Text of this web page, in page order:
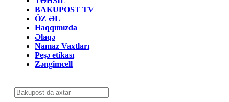
BAKUPOST TV
ÖZ ƏL
Haqqımızda
Əlaqə
Namaz Vaxtları
Peşə etikası
Zəngimcell